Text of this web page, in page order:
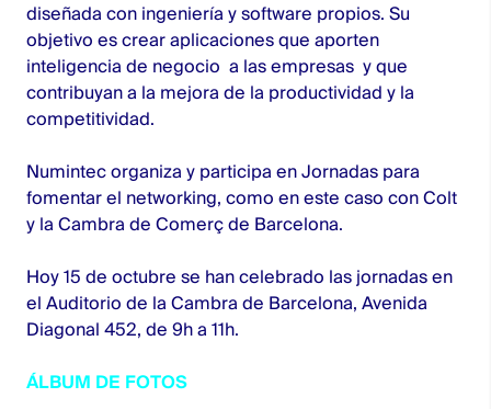
diseñada con ingeniería y software propios. Su
objetivo es crear aplicaciones que aporten
inteligencia de negocio a las empresas y que
contribuyan a la mejora de la productividad y la
competitividad.
Numintecorganiza y participa en Jornadas para
fomentar el networking, como en este caso conColt
y la Cambra de Comerç de Barcelona.
Hoy 15 de octubre se han celebrado las jornadas en
el Auditorio de la Cambra de Barcelona, Avenida
Diagonal 452, de 9h a 11h.
ÁLBUM DE FOTOS